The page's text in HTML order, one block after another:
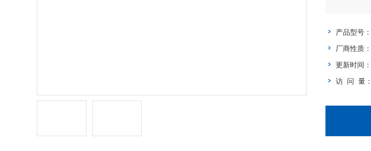
产品型号：
厂商性质：
更新时间：
访 问 量：